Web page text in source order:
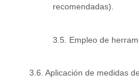
recomendadas).
3.5. Empleo de
3.6. Aplicación de medidas